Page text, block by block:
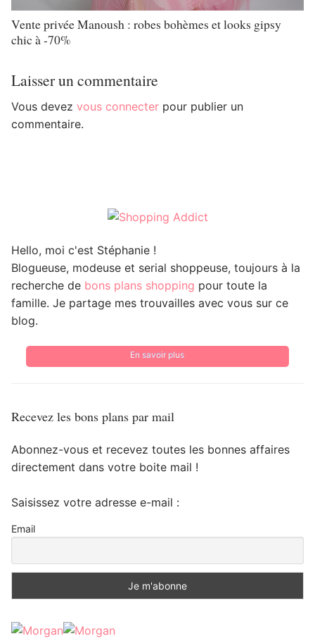
Vente privée Manoush : robes bohèmes et looks gipsy
chic à -70%
Laisser un commentaire
Vous devez vous connecter pour publier un
commentaire.
Hello, moi c'est Stéphanie !
Blogueuse, modeuse et serial shoppeuse, toujours à la
recherche de bons plans shopping pour toute la
famille. Je partage mes trouvailles avec vous sur ce
blog.
En savoir plus
Recevez les bons plans par mail
Abonnez-vous et recevez toutes les bonnes affaires
directement dans votre boite mail !
Saisissez votre adresse e-mail :
Email